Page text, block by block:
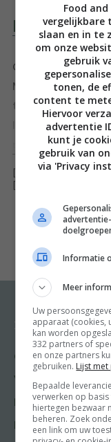
Genieten van
Melissa Hemsley
te delen en
In 140 recepten –
producten en rijk
Hemsley zien hoe
eigenlijk is. Door
eenvoudige basis
ingrediënten is dit
Melissa loodsen
door de
boek vol met
weekplanning,
nog veel meer.
Hemsley +
Hemsley. In 2010
en kookten ze
energieker wilden
[ywfbt_form
Recepten
Gangen
Voorgerecht
Hoofdgerecht
Nagerecht
Food
vergelijkbare
slaan en in te
om onze
gebruik
tonen, de
content te
Hiervoor
advertentie
kunt je
gebruik van
via 'Privacy
Informatie
Meer
Uw
apparaat (cookies,
kan worden
332 partners of
en onze partners
gebruiken. Lijst
Bepaalde
verwerken op
hiertegen bezwaar
beheren. Zoek
een link om uw